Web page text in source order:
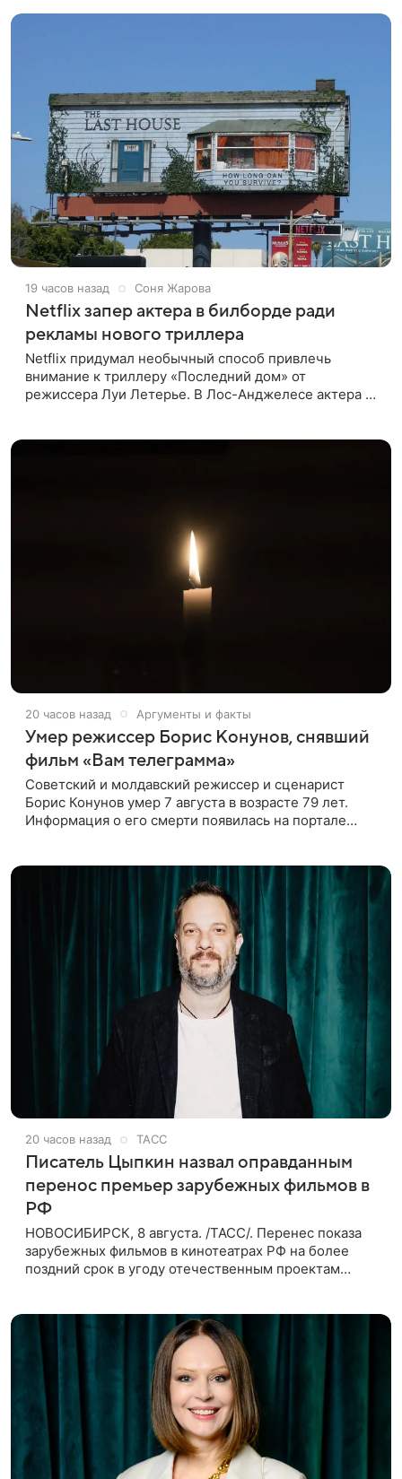
19 часов назад Соня Жарова
Netflix запер актера в билборде ради
рекламы нового триллера
Netflix придумал необычный способ привлечь
внимание к триллеру «Последний дом» от
режиссера Луи Летерье. В Лос-Анджелесе актера на
20 часов назад Аргументы и факты
Умер режиссер Борис Конунов, снявший
фильм «Вам телеграмма»
Советский и молдавский режиссер и сценарист
Борис Конунов умер 7 августа в возрасте 79 лет.
Информация о его смерти появилась на портале
20 часов назад ТАСС
Писатель Цыпкин назвал оправданным
перенос премьер зарубежных фильмов в
РФ
НОВОСИБИРСК, 8 августа. /ТАСС/. Перенес показа
зарубежных фильмов в кинотеатрах РФ на более
поздний срок в угоду отечественным проектам